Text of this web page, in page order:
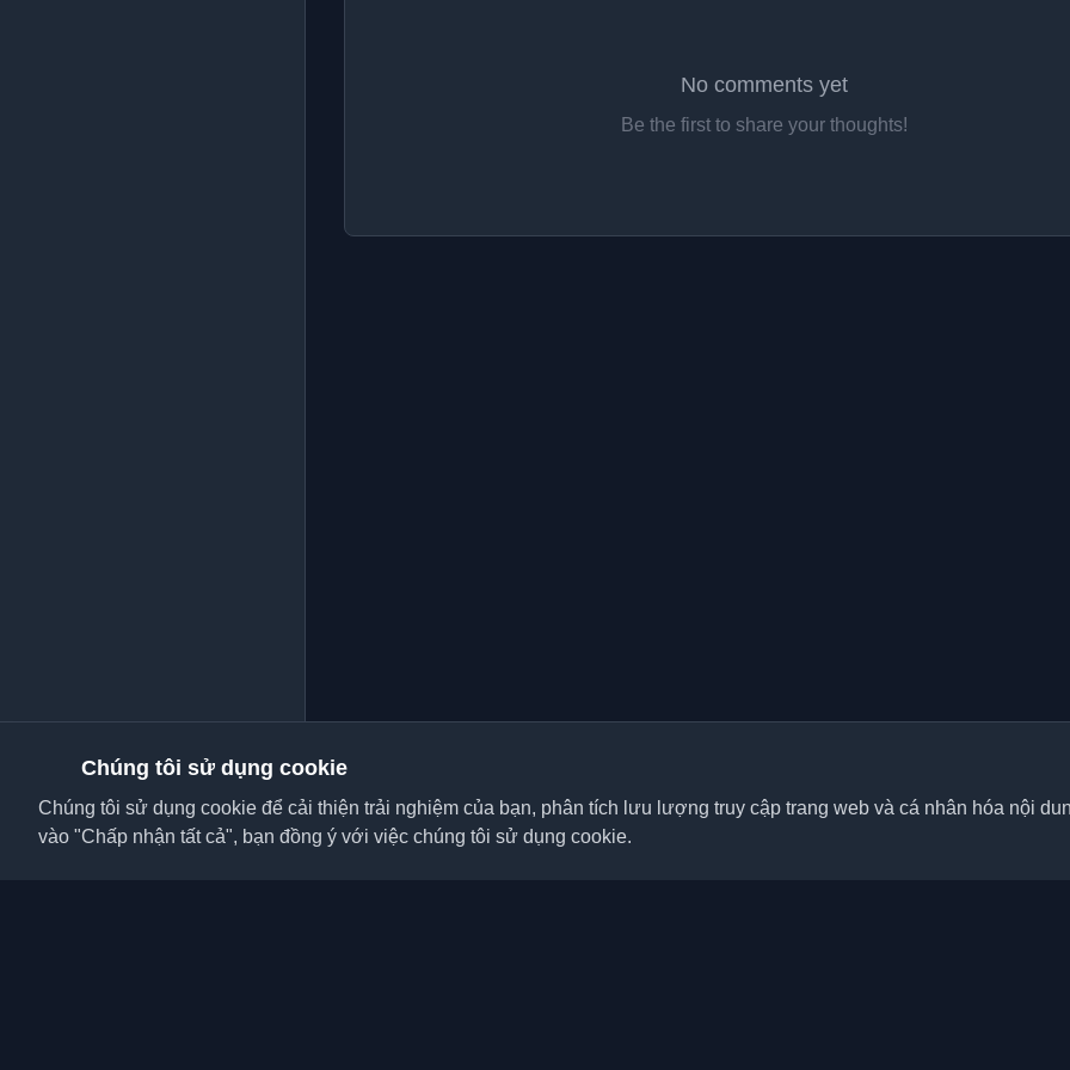
No comments yet
Be the first to share your thoughts!
Chúng tôi sử dụng cookie
Chúng tôi sử dụng cookie để cải thiện trải nghiệm của bạn, phân tích lưu lượng truy cập trang web và cá nhân hóa nội
vào "Chấp nhận tất cả", bạn đồng ý với việc chúng tôi sử dụng cookie.